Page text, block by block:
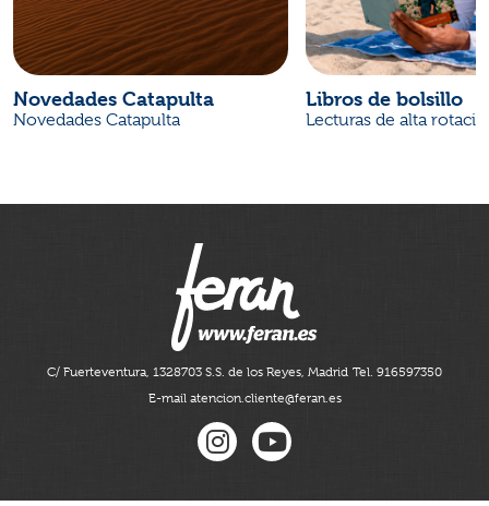
Novedades Catapulta
Novedades Catapulta
Libros de bolsillo
Lecturas de alta
C/ Fuerteventura, 1328703 S.S. de los Reyes, Madrid Tel. 916597350
E-mail atencion.cliente@feran.es